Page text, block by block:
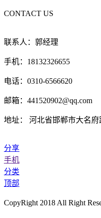
CONTACT US
联系人：郭经理
手机：18132326655
电话：0310-6566620
邮箱：441520902@qq.com
地址： 河北省邯郸市大名
分享
手机
分类
顶部
CopyRight 2018 All Right